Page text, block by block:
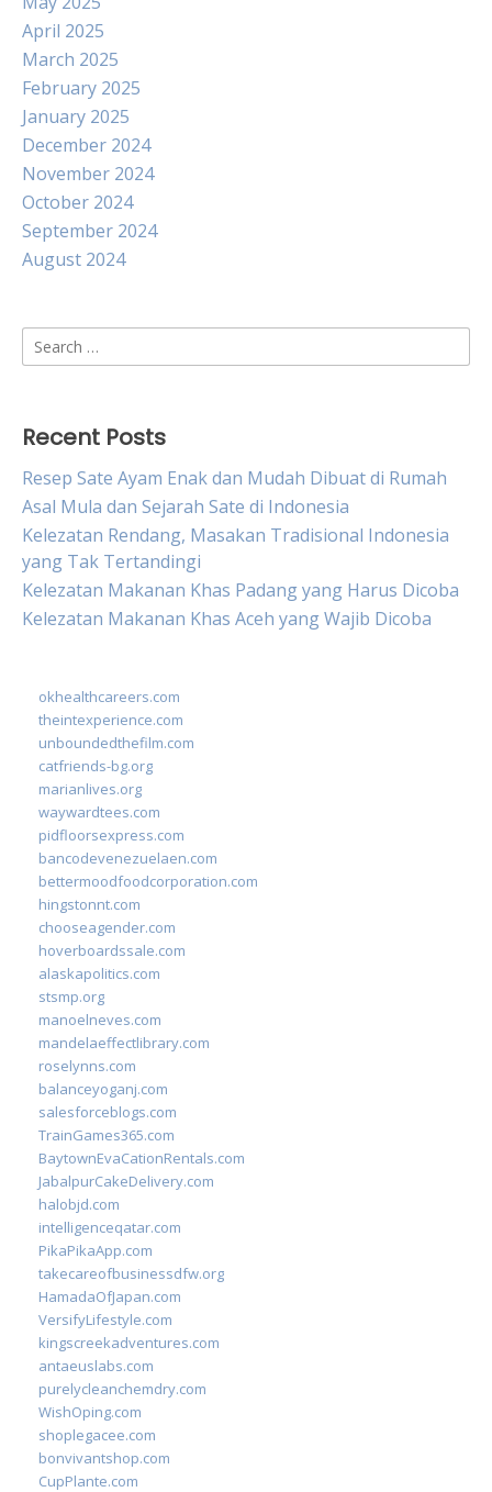
April 2025
March 2025
February 2025
January 2025
December 2024
November 2024
October 2024
September 2024
August 2024
Search
for:
Recent Posts
Resep Sate Ayam Enak dan Mudah Dibuat di Rumah
Asal Mula dan Sejarah Sate di Indonesia
Kelezatan Rendang, Masakan Tradisional Indonesia
yang Tak Tertandingi
Kelezatan Makanan Khas Padang yang Harus Dicoba
Kelezatan Makanan Khas Aceh yang Wajib Dicoba
okhealthcareers.com
theintexperience.com
unboundedthefilm.com
catfriends-bg.org
marianlives.org
waywardtees.com
pidfloorsexpress.com
bancodevenezuelaen.com
bettermoodfoodcorporation.com
hingstonnt.com
chooseagender.com
hoverboardssale.com
alaskapolitics.com
stsmp.org
manoelneves.com
mandelaeffectlibrary.com
roselynns.com
balanceyoganj.com
salesforceblogs.com
TrainGames365.com
BaytownEvaCationRentals.com
JabalpurCakeDelivery.com
halobjd.com
intelligenceqatar.com
PikaPikaApp.com
takecareofbusinessdfw.org
HamadaOfJapan.com
VersifyLifestyle.com
kingscreekadventures.com
antaeuslabs.com
purelycleanchemdry.com
WishOping.com
shoplegacee.com
bonvivantshop.com
CupPlante.com